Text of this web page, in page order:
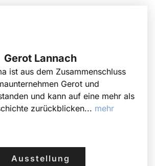
Gerot Lannach
ist aus dem Zusammenschluss
Gerot und
und kann auf eine mehr als
zurückblicken... mehr
Ausstellung